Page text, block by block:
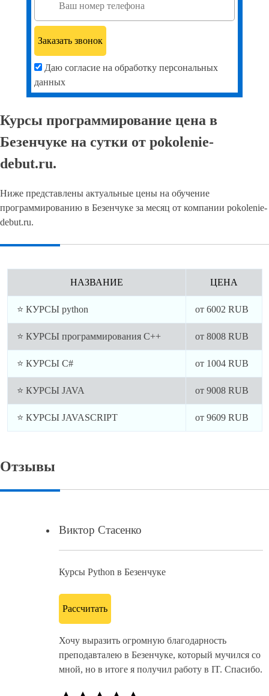
Даю согласие на обработку персональных
данных
Курсы программирование цена в
Безенчуке на сутки от pokolenie-
debut.ru.
Ниже представлены актуальные цены на обучение
программированию в Безенчуке за месяц от компании pokolenie-
debut.ru.
НАЗВАНИЕ ЦЕНА
⭐ КУРСЫ python от 6002 RUB
⭐ КУРСЫ программирования C++ от 8008 RUB
⭐ КУРСЫ C# от 1004 RUB
⭐ КУРСЫ JAVA от 9008 RUB
⭐ КУРСЫ JAVASCRIPT от 9609 RUB
Отзывы
Виктор Стасенко
Курсы Python в Безенчуке
Рассчитать
Хочу выразить огромную благодарность
преподавталею в Безенчуке, который мучился со
мной, но в итоге я получил работу в IT. Спасибо.